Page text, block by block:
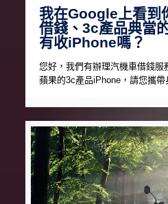
我在Google上看到
借錢、3c產品典當
有收iPhone嗎？
您好，我們有辦理汽機車借錢服
蘋果的3c產品iPhone，請您攜